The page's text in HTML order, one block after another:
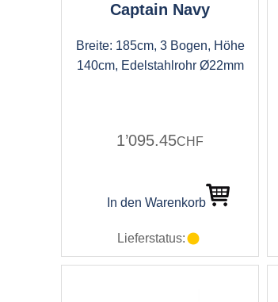
Captain Navy
Breite: 185cm, 3 Bogen, Höhe
140cm, Edelstahlrohr Ø22mm
1’095.45CHF
In den Warenkorb
Lieferstatus: